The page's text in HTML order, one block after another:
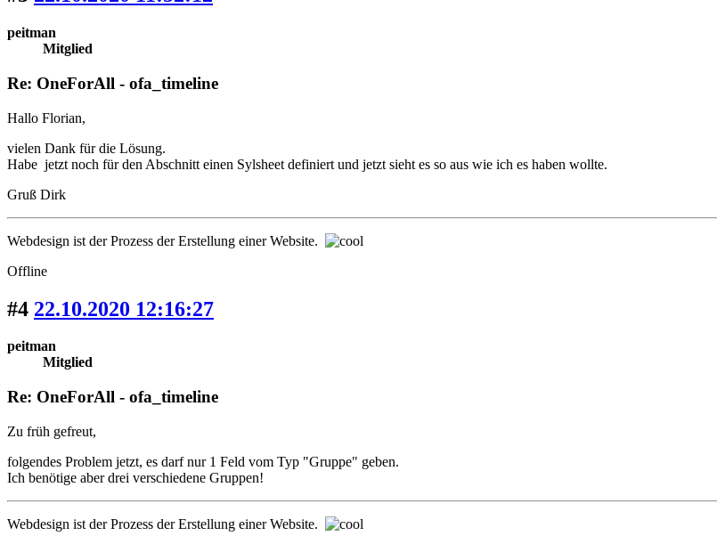
peitman
Mitglied
Re: OneForAll - ofa_timeline
Hallo Florian,
vielen Dank für die Lösung.
Habe jetzt noch für den Abschnitt einen Sylsheet definiert und jetzt sieht es so aus wie ich es haben wollte.
Gruß Dirk
Webdesign ist der Prozess der Erstellung einer Website.
Offline
#4 22.10.2020 12:16:27
peitman
Mitglied
Re: OneForAll - ofa_timeline
Zu früh gefreut,
folgendes Problem jetzt, es darf nur 1 Feld vom Typ "Gruppe" geben.
Ich benötige aber drei verschiedene Gruppen!
Webdesign ist der Prozess der Erstellung einer Website.